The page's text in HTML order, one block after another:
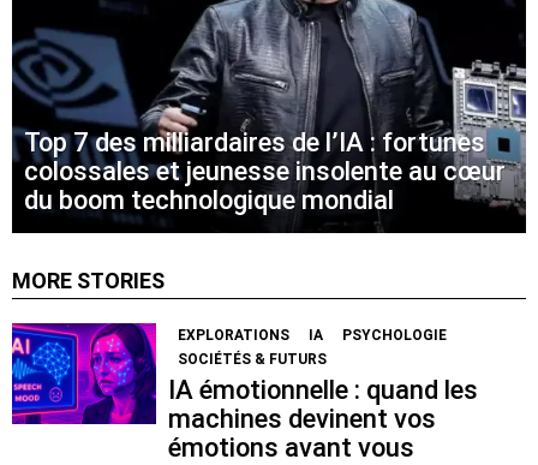
Top 7 des milliardaires de l’IA : fortunes
colossales et jeunesse insolente au cœur
du boom technologique mondial
MORE STORIES
EXPLORATIONS IA
PSYCHOLOGIE
SOCIÉTÉS & FUTURS
IA émotionnelle : quand les
machines devinent vos
émotions avant vous